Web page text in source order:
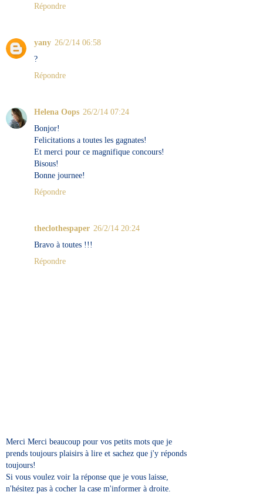
Répondre
yany 26/2/14 06:58
?
Répondre
Helena Oops 26/2/14 07:24
Bonjor!
Felicitations a toutes les gagnates!
Et merci pour ce magnifique concours!
Bisous!
Bonne journee!
Répondre
theclothespaper 26/2/14 20:24
Bravo à toutes !!!
Répondre
Merci Merci beaucoup pour vos petits mots que je
prends toujours plaisirs à lire et sachez que j'y réponds
toujours!
Si vous voulez voir la réponse que je vous laisse,
n'hésitez pas à cocher la case m'informer à droite.